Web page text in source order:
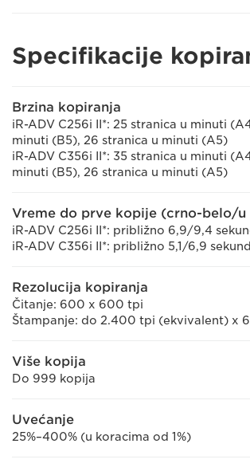
Specifikacije
Brzina kopiranja
iR-ADV C256i II*: 25 stranica u minuti
minuti (B5), 26 stranica u minuti (A5)
iR-ADV C356i II*: 35 stranica u minuti
minuti (B5), 26 stranica u minuti (A5)
Vreme do prve kopije (crno-belo/
iR-ADV C256i II*: približno 6,9/9,4
iR-ADV C356i II*: približno 5,1/6,9
Rezolucija kopiranja
Čitanje: 600 x 600 tpi
Štampanje: do 2.400 tpi (ekvivalent) x
Više kopija
Do 999 kopija
Uvećanje
25%–400% (u koracima od 1%)